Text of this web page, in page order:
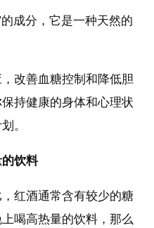
成分，它是一种天然的
改善血糖控制和降低胆
持健康的身体和心理状
。
饮料
红酒通常含有较少的糖
喝高热量的饮料，那么